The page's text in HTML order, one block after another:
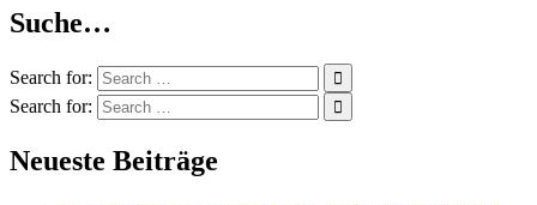
Suche…
Search for:
Search for:
Neueste Beiträge